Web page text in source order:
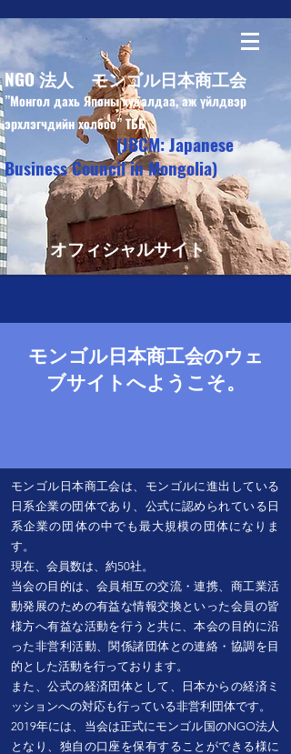
NGO 法人 モンゴル日本商工会
”Монгол дахь Японы худалдаа, аж үйлдвэр
эрхлэгчдийн холбоо” ТББ
(JBCM: Japanese
Business Council in Mongolia)
オフィシャルサイト
モンゴル日本商工会のウェ
ブサイトへようこそ。
モンゴル日本商工会は、モンゴルに進出している
日系企業の団体であり、公式に認められている日
系企業の団体の中でも最大規模の団体になりま
す。
現在、会員数は、約50社。
当会の目的は、会員相互の交流・連携、商工業活
動発展のための有益な情報交換といった会員の皆
様方へ有益な活動を行うと共に、本会の目的に沿
った非営利活動、関係諸団体との連絡・協調を目
的とした活動を行っております。
また、公式の経済団体として、日本からの経済ミ
ッションへの対応も行っている非営利団体です。
2019年には、当会は正式にモンゴル国のNGO法人
となり、独自の口座を保有することができる様に